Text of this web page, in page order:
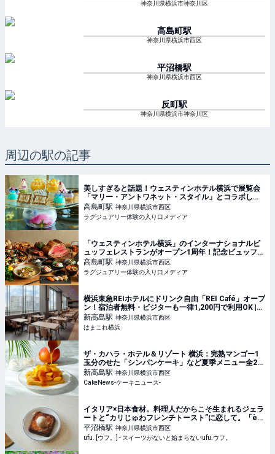
神奈川県横浜市神奈川区
高島町駅
神奈川県横浜市西区
平沼橋駅
神奈川県横浜市西区
反町駅
神奈川県横浜市神奈川区
周辺の駅の記事
美しすぎると話題！ウェスティンホテル横浜で展覧会
「マリー・アントワネット・スタイル」とコラボした
アフタヌーンティーが開催中【実食レポート】
高島町駅 神奈川県横浜市西区
ラグジュアリー体験の入り口メディア
「ウェスティンホテル横浜」のインターナショナルビ
ュッフェレストランがオープン1周年！記念ビュッフェ
を堪能
高島町駅 神奈川県横浜市西区
ラグジュアリー体験の入り口メディア
横浜東急REIホテルにドリンク自由「REI Café」オープ
ン！宿泊者無料・ビジターも一律1,200円で利用OK |
はまこれ横浜
新高島駅 神奈川県横浜市西区
はまこれ横浜
ザ・カハラ・ホテル＆リゾート 横浜：完熟マンゴー1
玉分のせた「シンパンケーキ」など夏季メニュー全2
種、6月1日より4ヵ月展開
新高島駅 神奈川県横浜市西区
CakeNews-ケーキニュース-
イタリア×日本食材。料理人だからこそ生まれるジェラ
ートと“カリじゅわフレンチトースト”に恋して。「è
più（エピュウ）」（横浜） - ufu. [ウフ。]
平沼橋駅 神奈川県横浜市西区
ufu. [ウフ。] - スイーツがないと始まらないufu.ウフ。